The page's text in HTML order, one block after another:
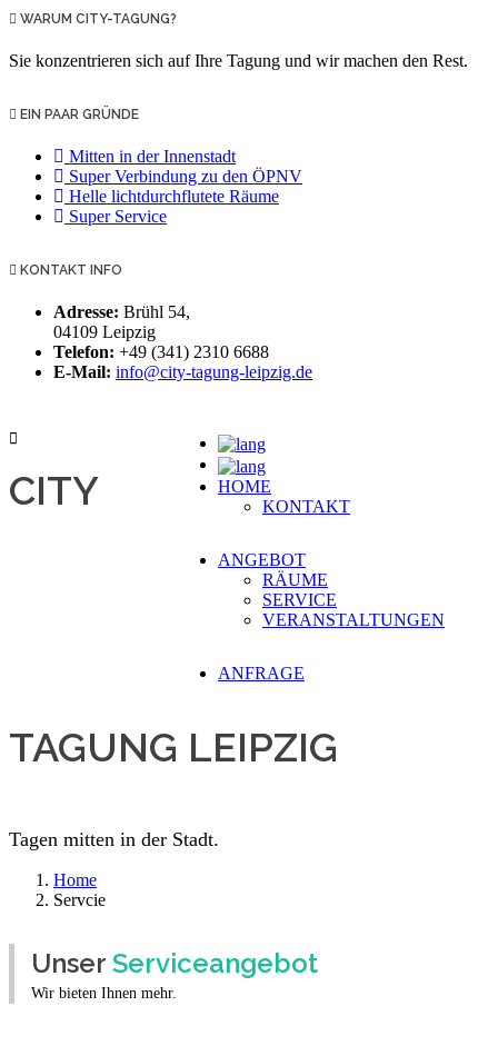
WARUM CITY-TAGUNG?
Sie konzentrieren sich auf Ihre Tagung und wir machen den Rest.
EIN PAAR GRÜNDE
Mitten in der Innenstadt
Super Verbindung zu den ÖPNV
Helle lichtdurchflutete Räume
Super Service
KONTAKT INFO
Adresse: Brühl 54,
04109 Leipzig
Telefon: +49 (341) 2310 6688
E-Mail: info@city-tagung-leipzig.de
HOME
KONTAKT
ANGEBOT
RÄUME
SERVICE
VERANSTALTUNGEN
ANFRAGE
CITY
TAGUNG LEIPZIG
Tagen mitten in der Stadt.
Home
Servcie
Unser Serviceangebot
Wir bieten Ihnen mehr.